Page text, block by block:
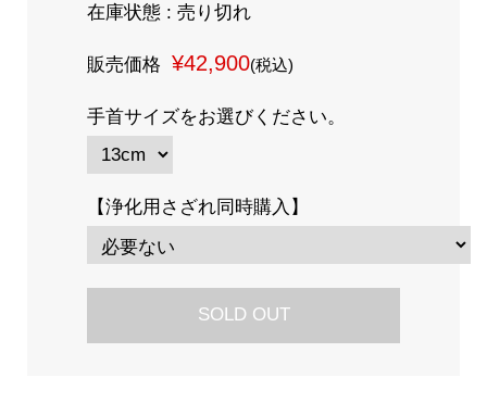
在庫状態 : 売り切れ
販売価格 ¥42,900(税込)
手首サイズをお選びください。
【浄化用さざれ同時購入】
SOLD OUT